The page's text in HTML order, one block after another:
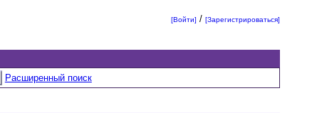
[Войти] /[Зарегистрироваться]
Расширенный поиск